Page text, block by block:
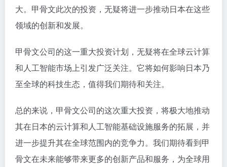
大。甲骨文此次的投资，无疑将进一步推动日本在这些
领域的创新和发展。
甲骨文公司的这一重大投资计划，无疑将在全球云计算
和人工智能市场上引发广泛关注。它将如何影响日本乃
至全球的科技生态，值得我们期待和关注。
总的来说，甲骨文公司的这次重大投资，将极大地推动
其在日本的云计算和人工智能基础设施服务的拓展，并
进一步提升其在全球范围内的竞争力。我们期待看到甲
骨文在未来能够带来更多的创新产品和服务，为全球用